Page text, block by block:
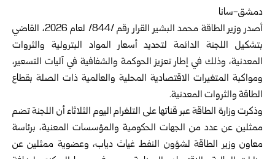
دمشق-سانا
أصدروزير الطاقة
محمد البشير القرار رقم /844/ لعام 2026، القاضي
بتشكيل اللجنة الدائمة لتحديد أسعار المواد البترولية والثروات
المعدنية، وذلك في إطار تعزيز الحوكمة والشفافية في آليات التسعير،
ومواكبة المتغيرات الاقتصادية المحلية والعالمية ذات الصلة بقطاع
الطاقة والثروات المعدنية.
وذكرتوزارة الطاقةعبر قناتها على التلغرام اليوم الثلاثاء أن اللجنة تضم
ممثلين عن عدد من الجهات الحكومية والمؤسسات المعنية، برئاسة
معاون وزير الطاقة لشؤون النفط غياث دياب، وعضوية ممثلين عن